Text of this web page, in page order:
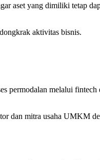
aset yang dimiliki tetap
aktivitas bisnis.
permodalan melalui fintech
dan mitra usaha UMKM